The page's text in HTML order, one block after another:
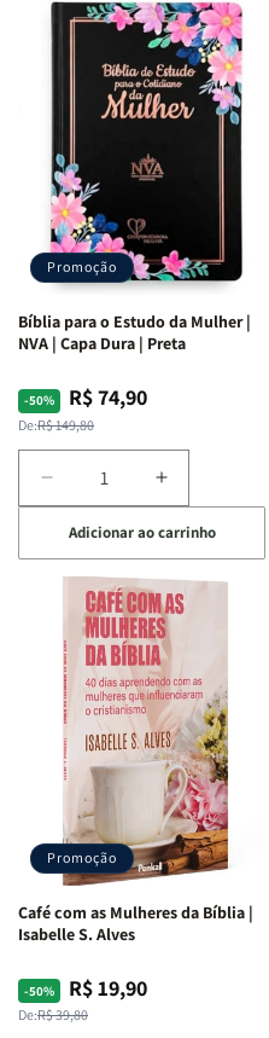
Deus
Ribeiro
Deus
|
Adriel
Ribeiro
Promoção
Bíblia para o Estudo da Mulher |
NVA | Capa Dura | Preta
-50%
Preço
normal
De:R$ 149,80
Preço
promocional
R$ 74,90
Diminuir
a
quantidade
de
Bíblia
para
Estudo
da
Mulher
NVA
Capa
Dura
|
Preta
Aumentar
a
quantidade
de
Bíblia
para
o
Estudo
da
Mulher
|
NVA
|
Capa
Dura
|
Adicionar ao carrinho
Promoção
Café com as Mulheres da Bíblia |
Isabelle S. Alves
-50%
Preço
normal
De:R$ 39,80
Preço
promocional
R$ 19,90